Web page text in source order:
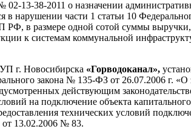
13-38-2011 о назначении
в нарушении части 1 статьи 10
РФ, в размере одной сотой суммы
к системам коммунальной
г. Новосибирска «Горводоканал»,
закона № 135-ФЗ от 26.07.2006 г.
действующим
на подключение объекта
технических условий
13.02.2006 № 83.